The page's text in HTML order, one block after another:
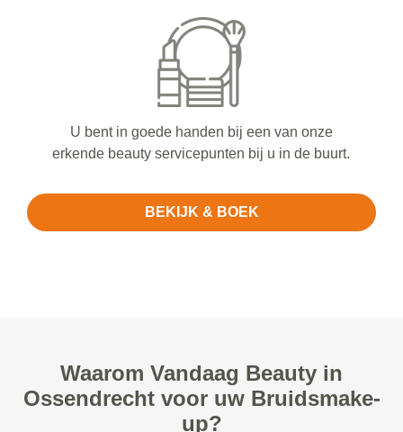
U bent in goede handen bij een van onze
erkende beauty servicepunten bij u in de buurt.
BEKIJK & BOEK
Waarom Vandaag Beauty in
Ossendrecht voor uw Bruidsmake-
up?